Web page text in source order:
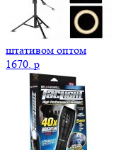
штативом оптом
1670. p